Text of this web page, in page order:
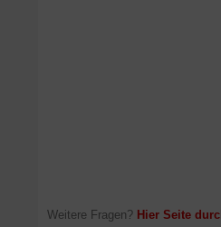
Weitere Fragen? Hier Seite